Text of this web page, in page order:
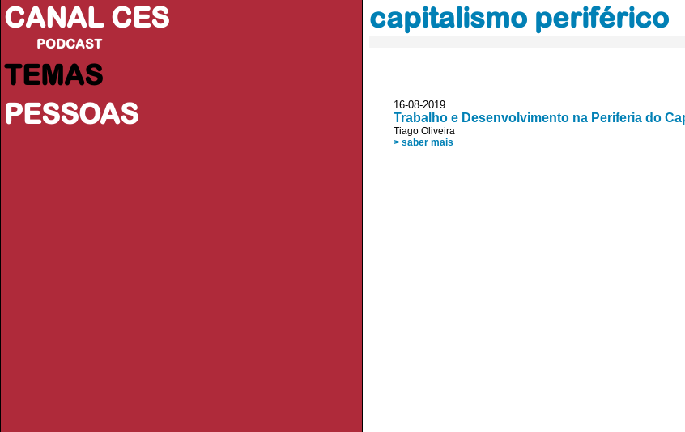
CANAL CES
PODCAST
TEMAS
PESSOAS
capitalismo periférico
16-08-2019
Trabalho e Desenvolvimento na Periferia do
Tiago Oliveira
> saber mais